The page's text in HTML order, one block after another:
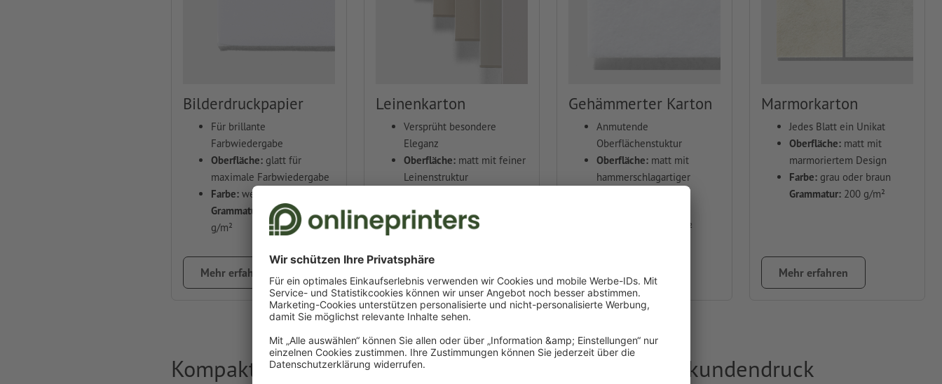
Bilderdruckpapier
Für brillante
Farbwiedergabe
Oberfläche: glatt für
maximale Farbwiedergabe
Farbe: weiß
Grammatur:
170 oder 300
g/m²
Mehr erfahren
Leinenkarton
Versprüht besondere
Eleganz
Oberfläche: matt mit feiner
Leinenstruktur
Grammatur:
Gehämmerter Karton
Anmutende
Oberflächenstuktur
Oberfläche: matt mit
hammerschlagartiger
246 g/m²
Marmorkarton
Jedes Blatt ein Unikat
Oberfläche: matt mit
marmoriertem Design
Farbe: grau oder braun
Grammatur: 200 g/m²
Mehr erfahren
Kompakt oder Groß – vielfältige Formate für Ihren Urkundendruck